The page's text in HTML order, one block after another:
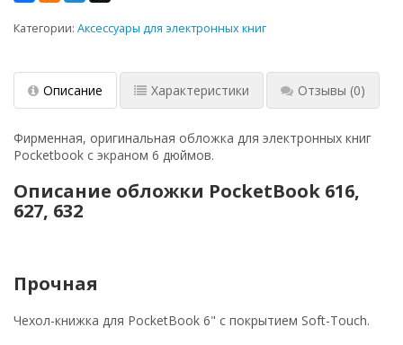
Категории: Аксессуары для электронных книг
Описание Характеристики Отзывы (0)
Фирменная, оригинальная обложка для электронных книг
Pocketbook с экраном 6 дюймов.
Описание обложки PocketBook 616,
627, 632
Прочная
Чехол-книжка для PocketBook 6" с покрытием Soft-Touch.